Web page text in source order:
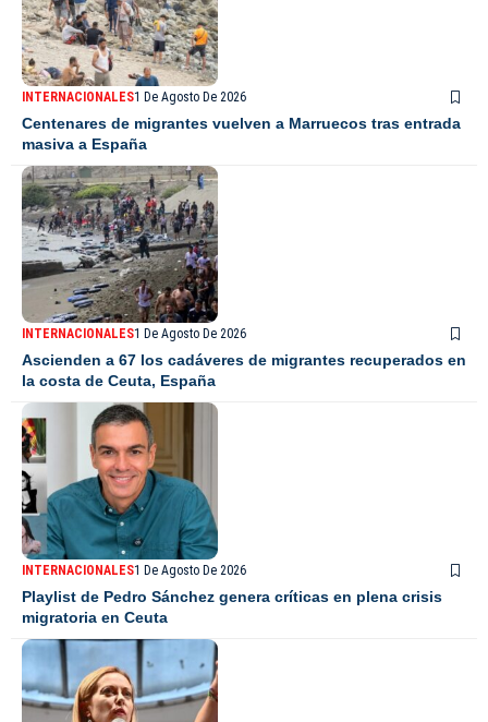
INTERNACIONALES1 De Agosto De 2026
Centenares de migrantes vuelven a Marruecos tras entrada
masiva a España
INTERNACIONALES1 De Agosto De 2026
Ascienden a 67 los cadáveres de migrantes recuperados en
la costa de Ceuta, España
INTERNACIONALES1 De Agosto De 2026
Playlist de Pedro Sánchez genera críticas en plena crisis
migratoria en Ceuta